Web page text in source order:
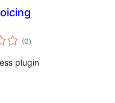
(0total
de
)
plugin